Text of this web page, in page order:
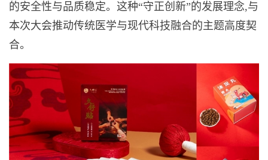
的安全性与品质稳定。这种“守正创新”的发展理念,与
本次大会推动传统医学与现代科技融合的主题高度契
合。